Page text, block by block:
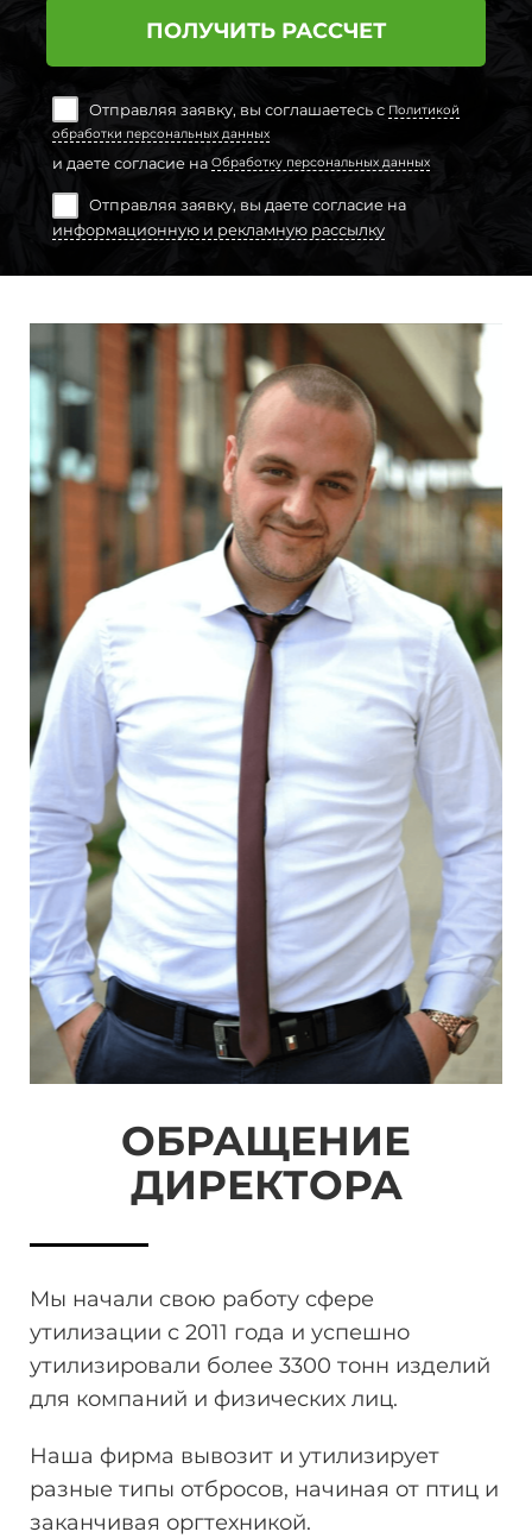
ПОЛУЧИТЬ РАССЧЕТ
Отправляя заявку, вы соглашаетесь с Политикой
обработки персональных данных
и даете согласие на Обработку персональных данных
Отправляя заявку, вы даете согласие на
информационную и рекламную рассылку
ОБРАЩЕНИЕ
ДИРЕКТОРА
Мы начали свою работу сфере
утилизации с 2011 года и успешно
утилизировали более 3300 тонн изделий
для компаний и физических лиц.
Наша фирма вывозит и утилизирует
разные типы отбросов, начиная от птиц и
заканчивая оргтехникой.